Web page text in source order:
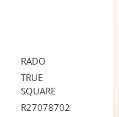
RADO
TRUE
SQUARE
R27078702